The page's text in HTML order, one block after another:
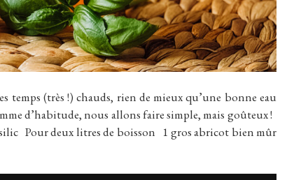
(très !) chauds, rien de mieux qu’une bonne eau
d’habitude, nous allons faire simple, mais goûteux !
deux litres de boisson 1 gros abricot bien mûr